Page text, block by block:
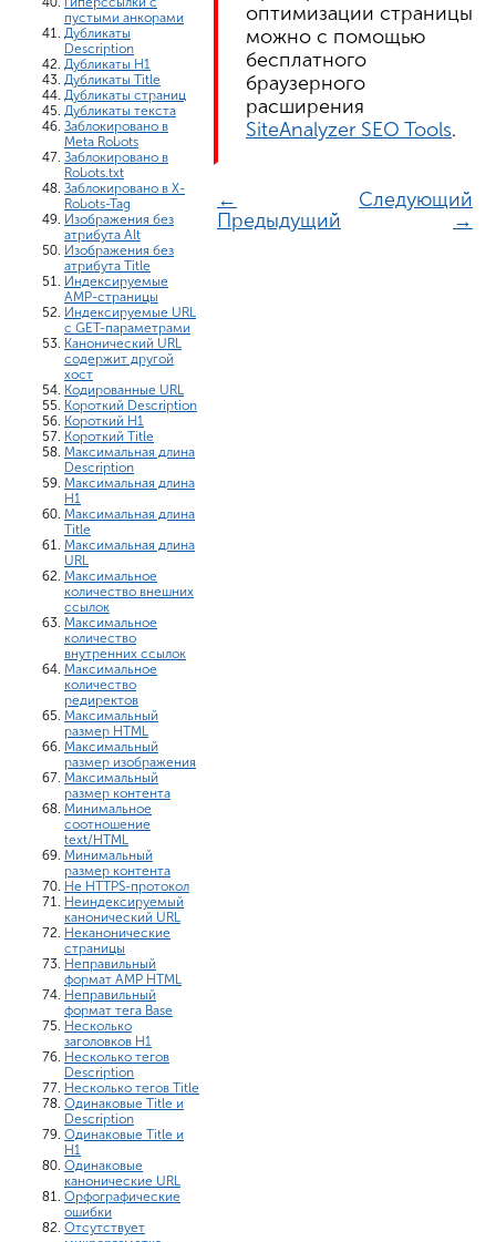
пустыми анкорами
Дубликаты
Description
Дубликаты H1
Дубликаты Title
Дубликаты страниц
Дубликаты текста
Заблокировано в
Meta Robots
Заблокировано в
Robots.txt
Заблокировано в X-
Robots-Tag
Изображения без
атрибута Alt
Изображения без
атрибута Title
Индексируемые
AMP-страницы
Индексируемые URL
с GET-параметрами
Канонический URL
содержит другой
хост
Кодированные URL
Короткий Description
Короткий H1
Короткий Title
Максимальная длина
Description
Максимальная длина
H1
Максимальная длина
Title
Максимальная длина
URL
Максимальное
количество внешних
ссылок
Максимальное
количество
внутренних ссылок
Максимальное
количество
редиректов
Максимальный
размер HTML
Максимальный
размер изображения
Максимальный
размер контента
Минимальное
соотношение
text/HTML
Минимальный
размер контента
Не HTTPS-протокол
Неиндексируемый
канонический URL
Неканонические
страницы
Неправильный
формат AMP HTML
Неправильный
формат тега Base
Несколько
заголовков H1
Несколько тегов
Description
Несколько тегов Title
Одинаковые Title и
Description
Одинаковые Title и
H1
Одинаковые
канонические URL
Орфографические
ошибки
Отсутствует
оптимизации страницы
можно с помощью
бесплатного
браузерного
расширения
SiteAnalyzer SEO Tools.
←
Предыдущий
Следующий
→